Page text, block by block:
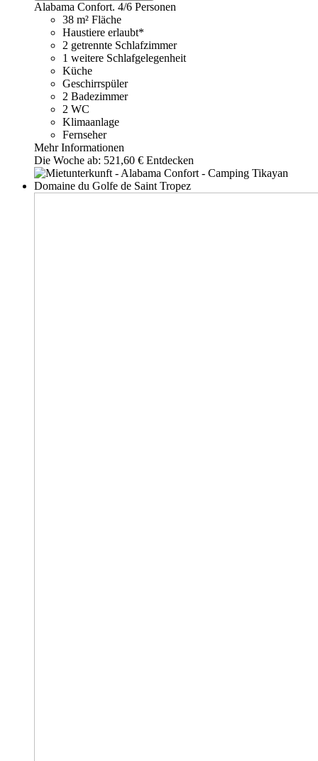
Alabama Confort. 4/6 Personen
38 m² Fläche
Haustiere erlaubt*
2 getrennte Schlafzimmer
1 weitere Schlafgelegenheit
Küche
Geschirrspüler
2 Badezimmer
2 WC
Klimaanlage
Fernseher
Mehr Informationen
Die Woche ab: 521,60 € Entdecken